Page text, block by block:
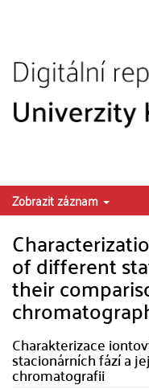
Zobrazit záznam
of different
their
Charakterizace
stacionárních fází a
chromatografii